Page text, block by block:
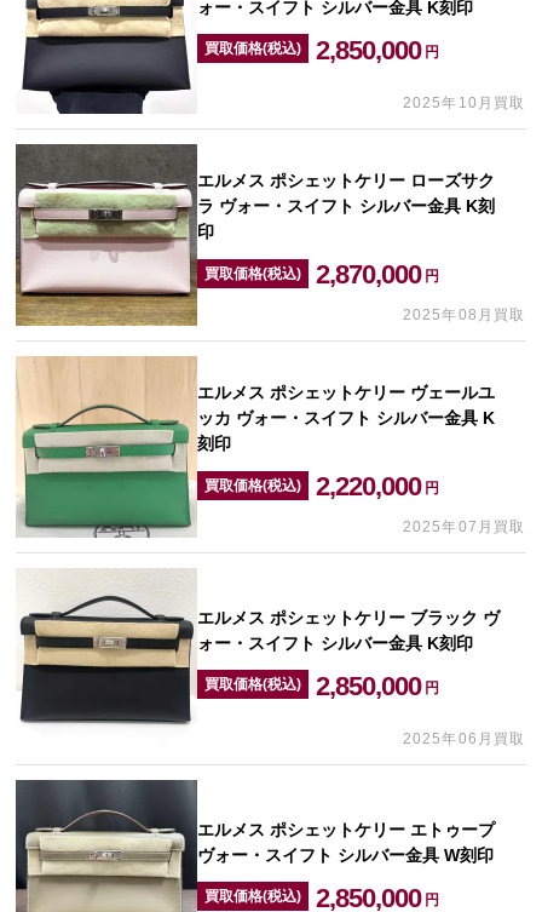
ォー・スイフト シルバー金具 K刻印
買取価格(税込) 2,850,000 円
2025年10月買取
エルメス ポシェットケリー ローズサク
ラ ヴォー・スイフト シルバー金具 K刻
印
買取価格(税込) 2,870,000 円
2025年08月買取
エルメス ポシェットケリー ヴェールユ
ッカ ヴォー・スイフト シルバー金具 K
刻印
買取価格(税込) 2,220,000 円
2025年07月買取
エルメス ポシェットケリー ブラック ヴ
ォー・スイフト シルバー金具 K刻印
買取価格(税込) 2,850,000 円
2025年06月買取
エルメス ポシェットケリー エトゥープ
ヴォー・スイフト シルバー金具 W刻印
買取価格(税込) 2,850,000 円